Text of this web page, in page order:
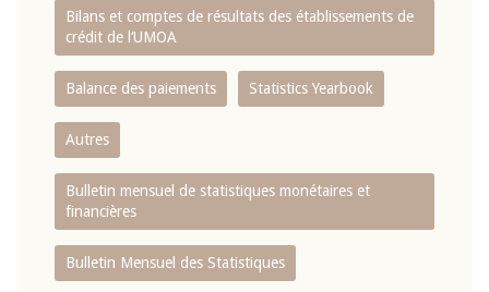
Bilans et comptes de résultats des établissements de
crédit de l‘UMOA
Balance des paiements Statistics Yearbook
Autres
Bulletin mensuel de statistiques monétaires et
financières
Bulletin Mensuel des Statistiques